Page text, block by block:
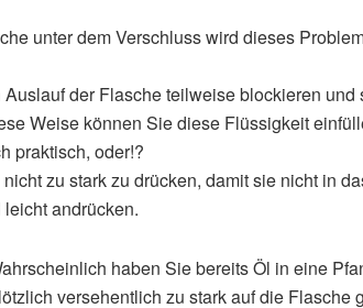
unter dem Verschluss wird dieses
der Flasche teilweise blockieren
Weise können Sie diese Flüssigkeit
praktisch, oder!?
zu stark zu drücken, damit sie nicht in
andrücken.
haben Sie bereits Öl in eine
versehentlich zu stark auf die Flasche